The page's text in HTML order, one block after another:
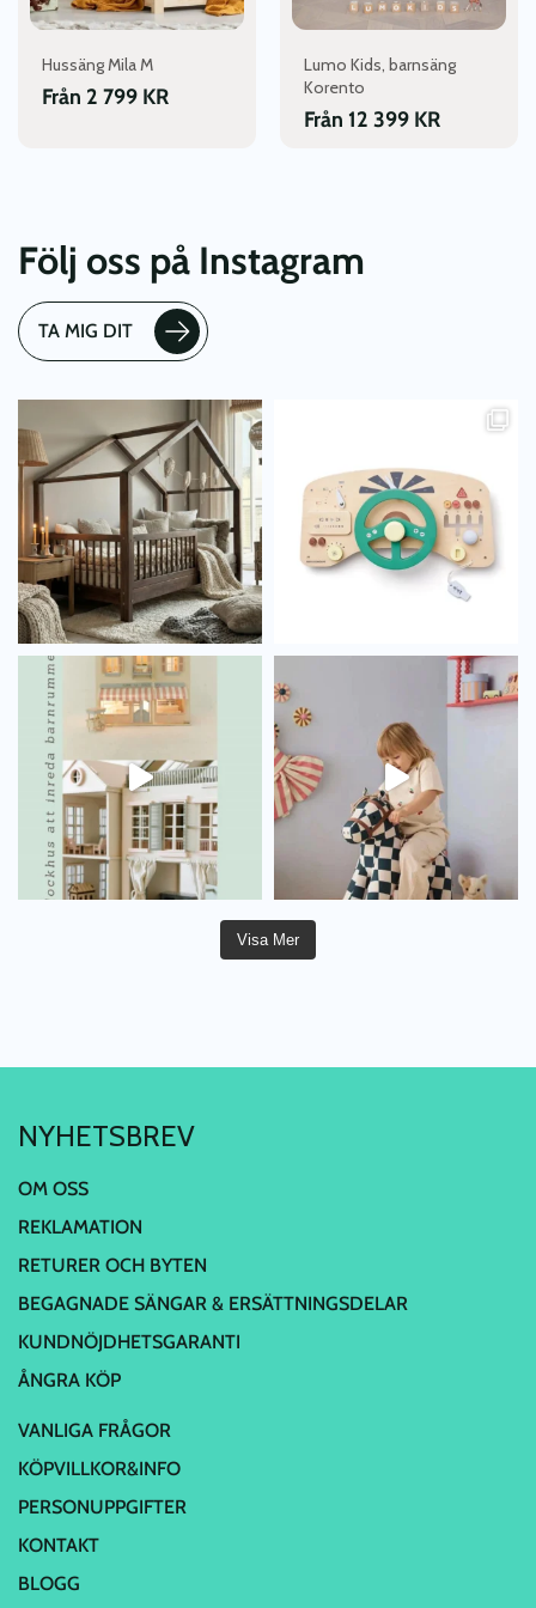
Hussäng Mila M
Från 2 799 KR
kan
produktsidan
Lumo Kids, barnsäng
Korento
Från 12 399 KR
kan
produktsidan
Följ oss på Instagram
TA MIG DIT
Visa Mer
NYHETSBREV
OM OSS
REKLAMATION
RETURER OCH BYTEN
BEGAGNADE SÄNGAR & ERSÄTTNINGSDELAR
KUNDNÖJDHETSGARANTI
ÅNGRA KÖP
VANLIGA FRÅGOR
KÖPVILLKOR&INFO
PERSONUPPGIFTER
KONTAKT
BLOGG